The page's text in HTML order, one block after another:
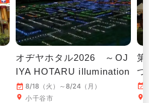
オヂヤホタル2026 ～OJ
IYA HOTARU illumination
～ 8/18（火）～8/24（月）
小千谷市
第
つ